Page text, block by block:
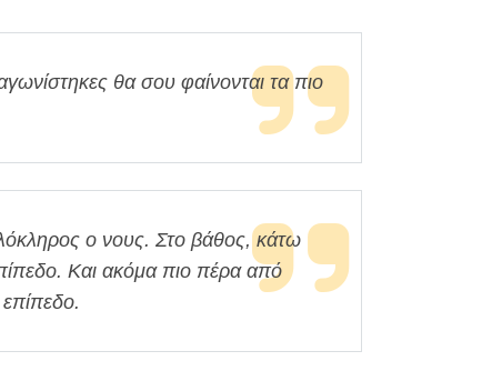
θα σου φαίνονται τα πιο
ο νους. Στο βάθος, κάτω
Και ακόμα πιο πέρα από